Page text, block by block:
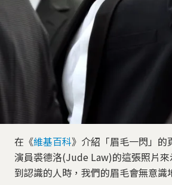
在《維基百科》介紹「眉毛一閃」的
演員裘德洛(Jude Law)的這張照片
到認識的人時，我們的眉毛會無意識